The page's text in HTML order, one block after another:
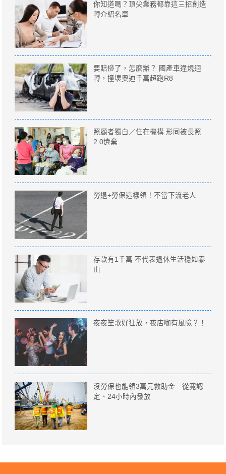
你知道嗎？頂尖業務都靠這三招創造
轉介紹名單
要賠慘了，怎麼辦？ 國產車違規迴
轉，撞壞奧迪千萬超跑R8
照顧者獨白／住在機構 形同被長照
2.0遺棄
勞退+勞保這樣領！不當下流老人
存款有1千萬 不代表退休生活穩如泰
山
夜夜笙歌好狂放，夜店咖有風險？！
沒勞保也能領3萬元救助金 從寛認
定、24小時內發放